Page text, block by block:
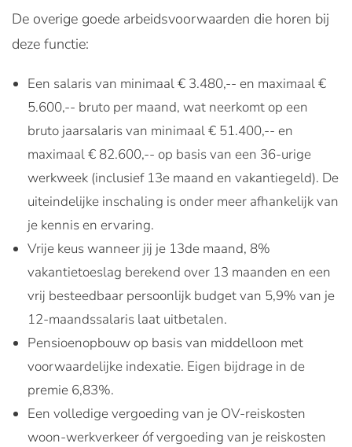
De overige goede arbeidsvoorwaarden die horen bij
deze functie:
Een salaris van minimaal € 3.480,-- en maximaal €
5.600,-- bruto per maand, wat neerkomt op een
bruto jaarsalaris van minimaal € 51.400,-- en
maximaal € 82.600,-- op basis van een 36-urige
werkweek (inclusief 13e maand en vakantiegeld). De
uiteindelijke inschaling is onder meer afhankelijk van
je kennis en ervaring.
Vrije keus wanneer jij je 13de maand, 8%
vakantietoeslag berekend over 13 maanden en een
vrij besteedbaar persoonlijk budget van 5,9% van je
12-maandssalaris laat uitbetalen.
Pensioenopbouw op basis van middelloon met
voorwaardelijke indexatie. Eigen bijdrage in de
premie 6,83%.
Een volledige vergoeding van je OV-reiskosten
woon-werkverkeer óf vergoeding van je reiskosten